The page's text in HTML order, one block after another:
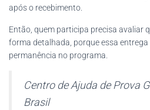
após o recebimento.
Então, quem participa precisa avaliar
forma detalhada, porque essa
permanência no programa.
Centro de Ajuda de Prova
Brasil